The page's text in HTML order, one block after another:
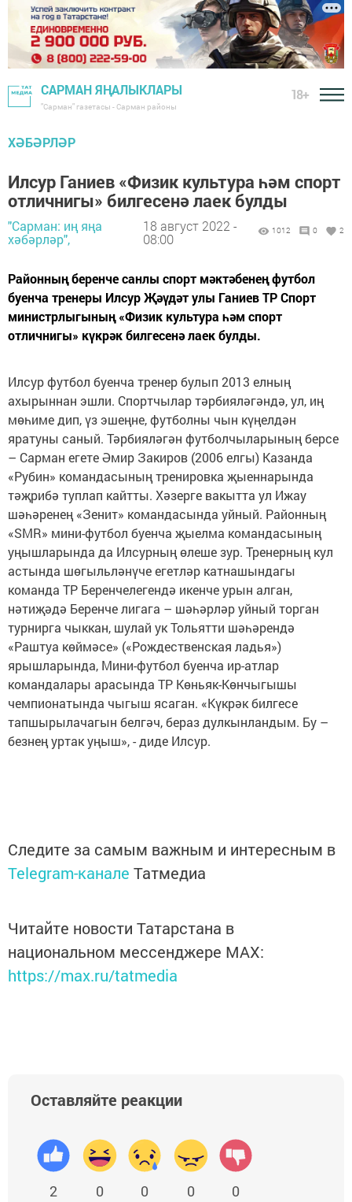
САРМАН ЯҢАЛЫКЛАРЫ
"Сарман" газетасы - Сарман районы
18+
ХӘБӘРЛӘР
Илсур Ганиев «Физик культура һәм спорт
отличнигы» билгесенә лаек булды
"Сарман: иң яңа
хәбәрләр",
18 август 2022 -
08:00
1012 0 2
Районның беренче санлы спорт мәктәбенең футбол
буенча тренеры Илсур Җәүдәт улы Ганиев ТР Спорт
министрлыгының «Физик культура һәм спорт
отличнигы» күкрәк билгесенә лаек булды.
Илсур футбол буенча тренер булып 2013 елның
ахырыннан эшли. Спортчылар тәрбияләгәндә, ул, иң
мөһиме дип, үз эшеңне, футболны чын күңелдән
яратуны саный. Тәрбияләгән футболчыларының берсе
– Сарман егете Әмир Закиров (2006 елгы) Казанда
«Рубин» командасының тренировка җыеннарында
тәҗрибә туплап кайтты. Хәзерге вакытта ул Ижау
шәһәренең «Зенит» командасында уйный. Районның
«SMR» мини-футбол буенча җыелма командасының
уңышларында да Илсурның өлеше зур. Тренерның кул
астында шөгыльләнүче егетләр катнашындагы
команда ТР Беренчелегендә икенче урын алган,
нәтиҗәдә Беренче лигага – шәһәрләр уйный торган
турнирга чыккан, шулай ук Тольятти шәһәрендә
«Раштуа көймәсе» («Рождественская ладья»)
ярышларында, Мини-футбол буенча ир-атлар
командалары арасында ТР Көньяк-Көнчыгышы
чемпионатында чыгыш ясаган. «Күкрәк билгесе
тапшырылачагын белгәч, бераз дулкынландым. Бу –
безнең уртак уңыш», - диде Илсур.
Следите за самым важным и интересным в
Telegram-канале Татмедиа
Читайте новости Татарстана в
национальном мессенджере MАХ:
https://max.ru/tatmedia
Оставляйте реакции
2 0 0 0 0